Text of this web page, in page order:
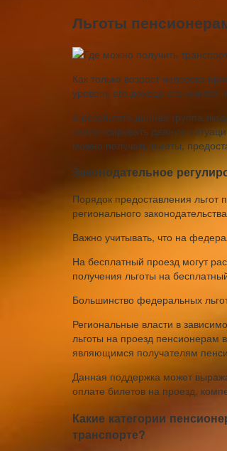
Льготы
Как только возраст человека
уровень его дохода становится
В результате данная группа
компенсировать данную
можно получать льготы,
Законодательное
Порядок предоставления
регионального
Важно учитывать, что на
На бесплатный проезд могут
получения льготы на
Большинство федеральных
Региональные власти в
льготы на проезд пенсионерам
являющимся получателям
Данная поддержка может
оплате билетов на проезд,
Какие категории
транспорте?